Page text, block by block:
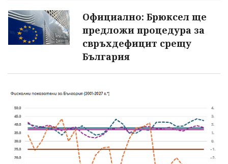
Официално: Брюксел ще
предложи процедура за
свръхдефицит срещу
България